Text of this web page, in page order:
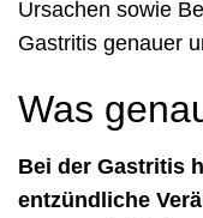
Ursachen sowie
Gastritis genauer
Was
Bei der Gastritis
entzündliche